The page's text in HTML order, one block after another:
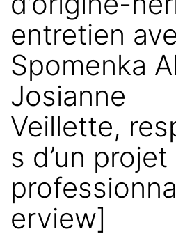
entretien
Spomenka
Josianne
Veillette,
s d’un
erview]